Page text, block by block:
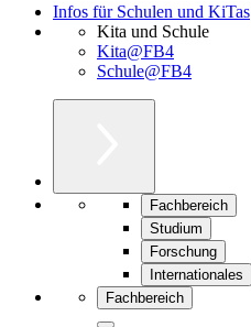
Infos für Schulen und KiTas
Kita und Schule
Kita@FB4
Schule@FB4
Fachbereich
Studium
Forschung
Internationales
Fachbereich